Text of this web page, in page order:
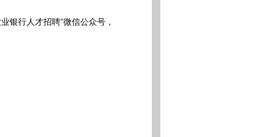
行人才招聘”微信公众号，